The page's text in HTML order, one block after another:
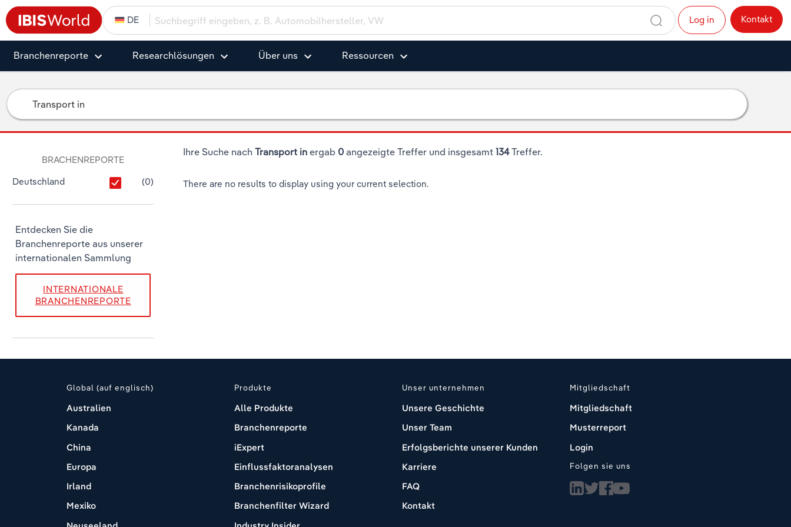
DE Log in Kontakt
Branchenreporte Research­­­­lösungen Über uns Ressourcen
Suche
BRACHENREPORTE
Deutschland
(0)
Entdecken Sie die
Branchenreporte aus unserer
internationalen Sammlung
INTERNATIONALE
BRANCHENREPORTE
Ihre Suche nachTransport in ergab 0 angezeigte Treffer und insgesamt134Treffer.
There are no results to display using your current selection.
Global (auf englisch)
Australien
Kanada
China
Europa
Irland
Mexiko
Produkte
Alle Produkte
Branchenreporte
iExpert
Einflussfaktoranalysen
Branchenrisikoprofile
Branchenfilter Wizard
Unser unternehmen
Unsere Geschichte
Unser Team
Erfolgsberichte unserer Kunden
Karriere
FAQ
Kontakt
Mitgliedschaft
Mitgliedschaft
Musterreport
Login
Folgen sie uns